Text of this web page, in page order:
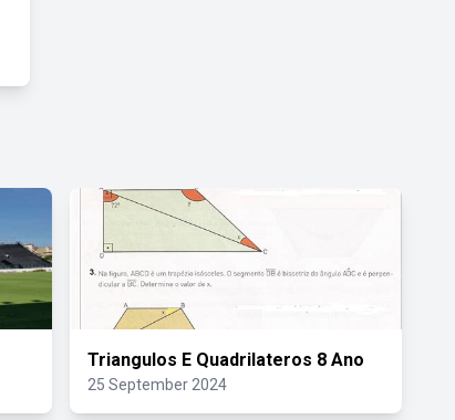
Triangulos E Quadrilateros 8 Ano
25 September 2024